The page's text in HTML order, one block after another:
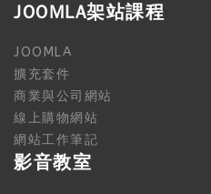
JOOMLA架站課程
JOOMLA
擴充套件
商業與公司網站
線上購物網站
網站工作筆記
影音教室